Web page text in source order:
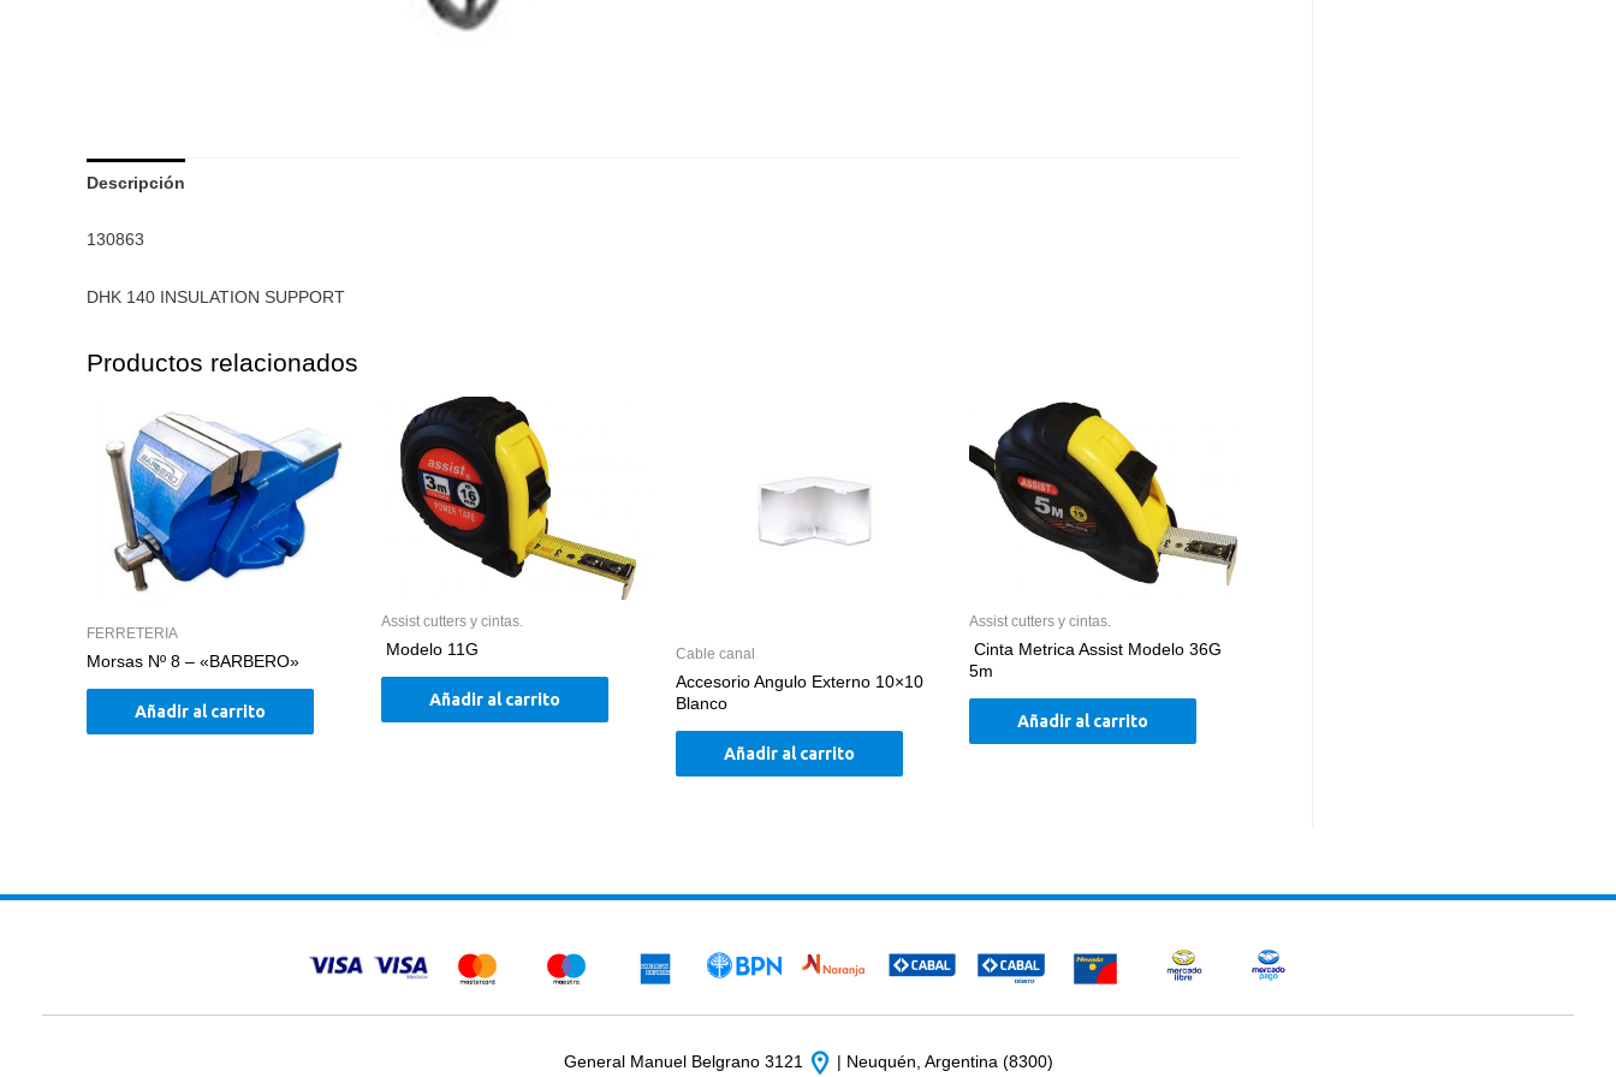
Descripción
130863
DHK 140 INSULATION SUPPORT
Productos relacionados
FERRETERIA
Morsas Nº 8 – «BARBERO»
Añadir al carrito
Assist cutters y cintas.
Modelo 11G
Añadir al carrito
Cable canal
Accesorio Angulo Externo 10×10
Blanco
Añadir al carrito
Assist cutters y cintas.
Cinta Metrica Assist Modelo 36G
5m
Añadir al carrito
General Manuel Belgrano 3121 | Neuquén, Argentina (8300)